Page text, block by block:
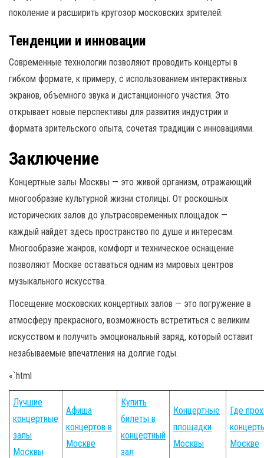
поколение и расширить кругозор московских зрителей.
Тенденции и инновации
Современные технологии позволяют проводить концерты в
гибком формате, к примеру, с использованием интерактивных
экранов, объемного звука и дистанционного участия. Это
открывает новые перспективы для развития индустрии и
формата зрительского опыта, сочетая традиции с инновациями.
Заключение
Концертные залы Москвы — это живой организм, отражающий
многообразие культурной жизни столицы. От роскошных
исторических залов до ультрасовременных площадок —
каждый найдет здесь пространство по душе и интересам.
Многообразие жанров, комфорт и техническое оснащение
позволяют Москве оставаться одним из мировых центров
музыкального искусства.
Посещение московских концертных залов — это погружение в
атмосферу прекрасного, возможность встретиться с великим
искусством и получить эмоциональный заряд, который оставит
незабываемые впечатления на долгие годы.
«`html
Лучшие
концертные
залы
Москвы
Афиша
концертов в
Москве
Купить
билеты в
концертный
зал
Концертные
площадки
Москвы
Где
Москве